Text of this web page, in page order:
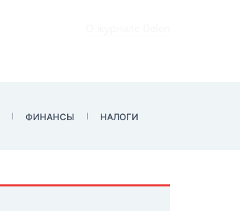
ФИНАНСЫ НАЛОГИ